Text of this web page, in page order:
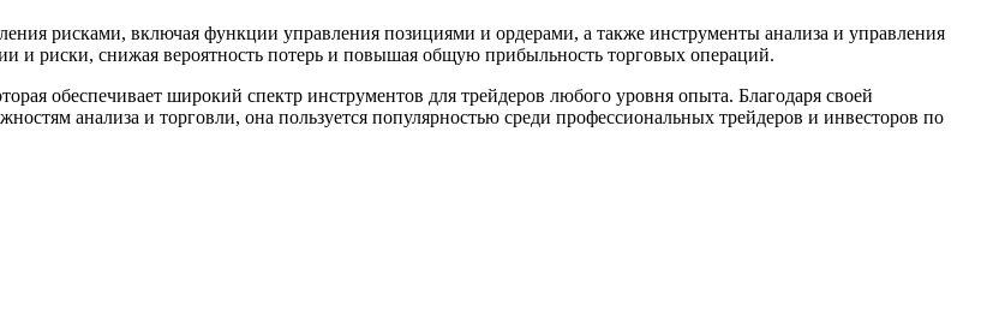
рисками, включая функции управления позициями и ордерами, а также инструменты анализа и управления
и риски, снижая вероятность потерь и повышая общую прибыльность торговых операций.
обеспечивает широкий спектр инструментов для трейдеров любого уровня опыта. Благодаря своей
анализа и торговли, она пользуется популярностью среди профессиональных трейдеров и инвесторов по